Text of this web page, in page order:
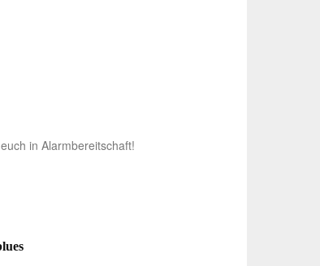
in Alarmbereitschaft!